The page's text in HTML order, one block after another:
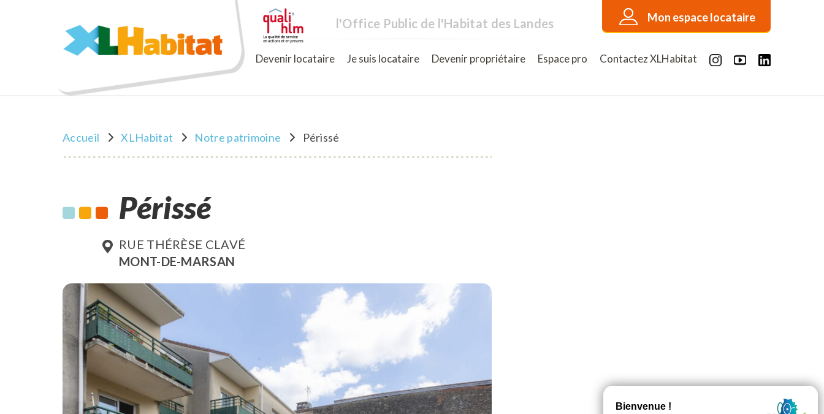
l'Office Public de l'Habitat des Landes Mon espace locataire
XLHabitat Devenir locataire Je suis locataire Devenir propriétaire Espace pro Contactez XLHabitat
Accueil XLHabitat Notre patrimoine Périssé
Périssé
RUE THÉRÈSE CLAVÉ
MONT-DE-MARSAN